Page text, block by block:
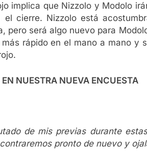
implica que Nizzolo y Modolo
el cierre. Nizzolo está
pero será algo nuevo para
rápido en el mano a mano y
NUESTRA NUEVA ENCUESTA
de mis previas durante
pronto de nuevo y